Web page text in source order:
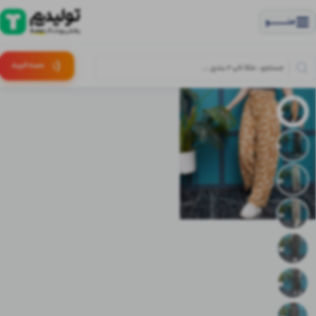
منــــــــــــو
(: سبـدخرید